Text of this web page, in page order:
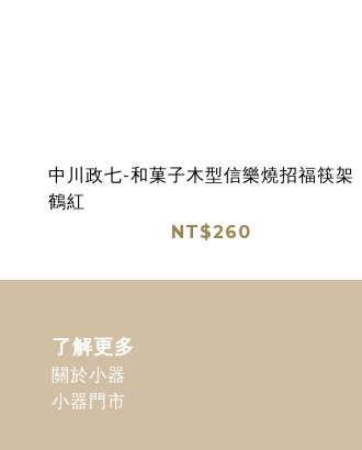
中川政七-和菓子木型信樂燒招福筷架
鶴紅
NT$260
了解更多
關於小器
小器門市